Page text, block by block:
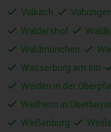
Volkach
Vöhringen
Waldershof
Waldmünchen
Wasserburg am Inn
Weiden in der
Weilheim in
Weißenburg